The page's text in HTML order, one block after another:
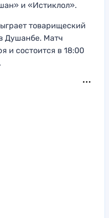
и «Истиклол».
товарищеский
Душанбе. Матч
и состоится в 18:00